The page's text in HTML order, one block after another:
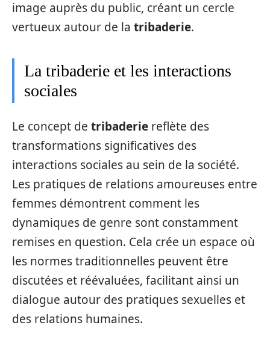
image auprès du public, créant un cercle
vertueux autour de la tribaderie.
La tribaderie et les interactions
sociales
Le concept de tribaderie reflète des
transformations significatives des
interactions sociales au sein de la société.
Les pratiques de relations amoureuses entre
femmes démontrent comment les
dynamiques de genre sont constamment
remises en question. Cela crée un espace où
les normes traditionnelles peuvent être
discutées et réévaluées, facilitant ainsi un
dialogue autour des pratiques sexuelles et
des relations humaines.